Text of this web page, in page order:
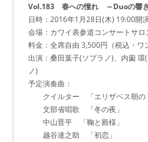
Vol.183 春への憧れ ～Duoの響
日時：2016年1月28日(木) 19:00開
会場：カワイ表参道コンサートサロ
料金：全席自由 3,500円（税込・ワ
出演：桑田葉子(ソプラノ)、内薗
ノ)
予定演奏曲：
クイルター 「エリザベス朝の
文部省唱歌 「冬の夜」
中山晋平 「鞠と殿様」
越谷達之助 「初恋」